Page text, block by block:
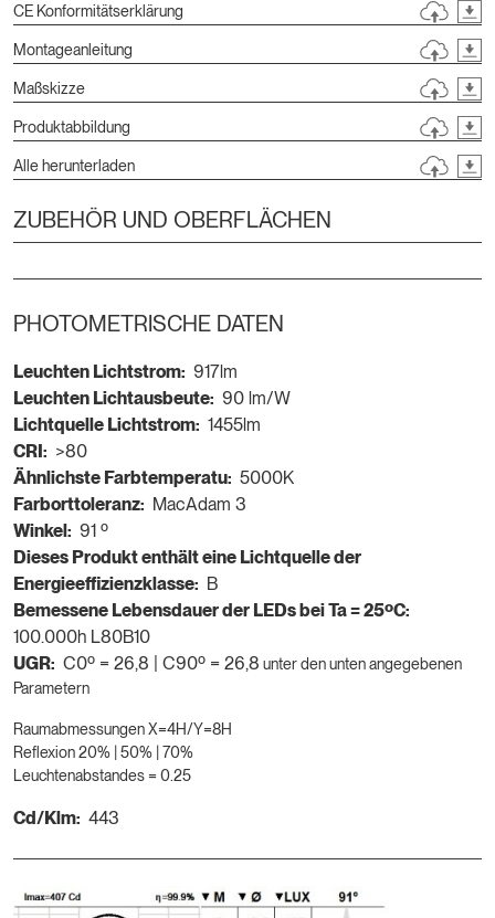
CE Konformitätserklärung
Montageanleitung
Maßskizze
Produktabbildung
Alle herunterladen
ZUBEHÖR UND OBERFLÄCHEN
PHOTOMETRISCHE DATEN
Leuchten Lichtstrom: 917lm
Leuchten Lichtausbeute: 90 lm/W
Lichtquelle Lichtstrom: 1455lm
CRI: >80
Ähnlichste Farbtemperatu: 5000K
Farborttoleranz: MacAdam 3
Winkel: 91 º
Dieses Produkt enthält eine Lichtquelle der
Energieeffizienzklasse: B
Bemessene Lebensdauer der LEDs bei Ta = 25ºC:
100.000h L80B10
UGR: C0º = 26,8 | C90º = 26,8 unter den unten angegebenen
Parametern
Raumabmessungen X=4H/Y=8H
Reflexion 20% | 50% | 70%
Leuchtenabstandes = 0.25
Cd/Klm: 443